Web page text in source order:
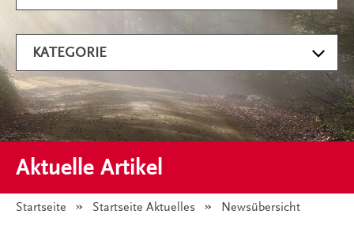
Aktuelle Artikel
KATEGORIE
Startseite Startseite Aktuelles Angezeigt:
Newsübersicht